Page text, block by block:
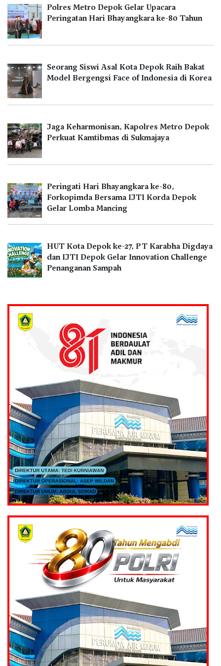
Polres Metro Depok Gelar Upacara
Peringatan Hari Bhayangkara ke-80 Tahun
Seorang Siswi Asal Kota Depok Raih Bakat
Model Bergengsi Face of Indonesia di Korea
Jaga Keharmonisan, Kapolres Metro Depok
Perkuat Kamtibmas di Sukmajaya
Peringati Hari Bhayangkara ke-80,
Forkopimda Bersama IJTI Korda Depok
Gelar Lomba Mancing
HUT Kota Depok ke-27, PT Karabha Digdaya
dan IJTI Depok Gelar Innovation Challenge
Penanganan Sampah